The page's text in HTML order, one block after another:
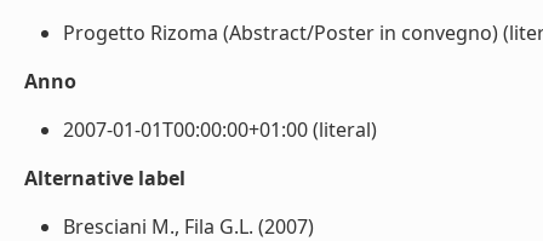
Progetto Rizoma (Abstract/Poster in convegno)
Anno
2007-01-01T00:00:00+01:00 (literal)
Alternative label
Bresciani M., Fila G.L. (2007)